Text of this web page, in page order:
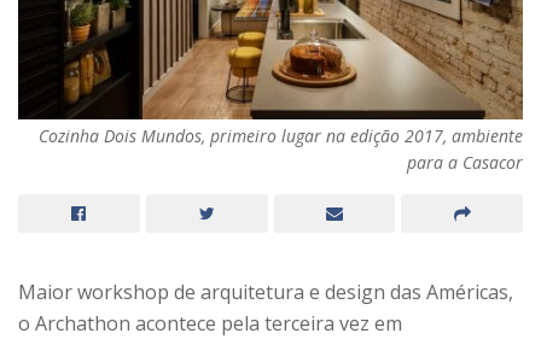
Cozinha Dois Mundos, primeiro lugar na edição 2017, ambiente
para a Casacor
Maior workshop de arquitetura e design das Américas,
o Archathon acontece pela terceira vez em